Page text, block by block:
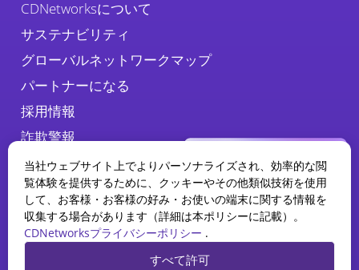
CDNetworksについて
サステナビリティ
グローバルネットワークマップ
パートナーになる
採用情報
詐欺警報
法務
当社ウェブサイト上でよりパーソナライズされ、効率的な閲
覧体験を提供するために、クッキーやその他類似技術を使用
して、お客様・お客様の好み・お使いの端末に関する情報を
収集する場合があります（詳細は本ポリシーに記載）。
CDNetworksプライバシーポリシー .
すべて許可
WAAPレポート